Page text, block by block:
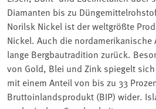
Diamanten bis zu
Norilsk Nickel ist der weltgrößte
Nickel. Auch die
lange Bergbautradition zurück.
von Gold, Blei und Zink spiegelt
mit einem Anteil von bis zu 33
Bruttoinlandsprodukt (BIP) wider.